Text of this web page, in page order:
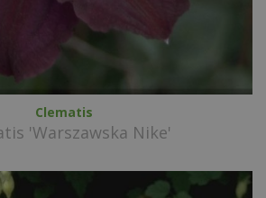
Clematis
'Warszawska Nike'